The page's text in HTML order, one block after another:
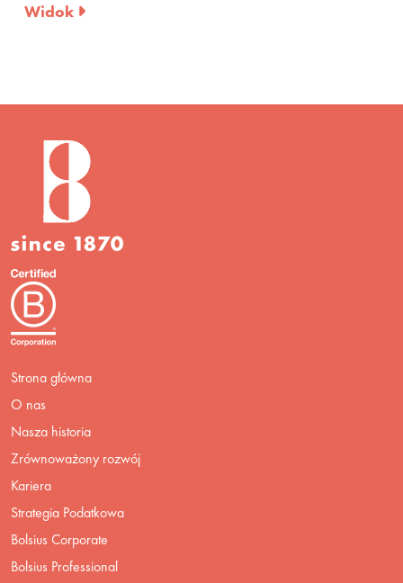
Widok
Strona główna
O nas
Nasza historia
Zrównoważony rozwój
Kariera
Strategia Podatkowa
Bolsius Corporate
Bolsius Professional